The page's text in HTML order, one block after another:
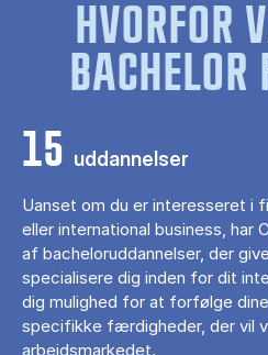
HVORFOR
15 uddannelser
Uanset om du er interesseret i
eller international business, har
af bacheloruddannelser, der
specialisere dig inden for dit
dig mulighed for at forfølge
specifikke færdigheder, der vil
arbejdsmarkedet.